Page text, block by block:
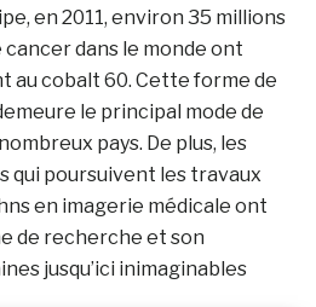
en 2011, environ 35 millions
dans le monde ont
au cobalt 60. Cette forme de
le principal mode de
pays. De plus, les
qui poursuivent les travaux
en imagerie médicale ont
de recherche et son
jusqu’ici inimaginables